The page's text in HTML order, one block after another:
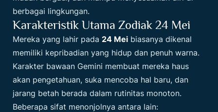
berbagai lingkungan.
Karakteristik Utama Zodiak 24 Mei
Mereka yang lahir pada24 Mei biasanya dikenal
memiliki kepribadian yang hidup dan penuh warna.
Karakter bawaan Gemini membuat mereka haus
akan pengetahuan, suka mencoba hal baru, dan
jarang betah berada dalam rutinitas monoton.
Beberapa sifat menonjolnya antara lain: